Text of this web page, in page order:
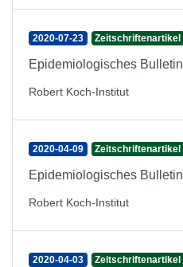
2020-07-23 Zeitschriftenartikel
Epidemiologisches
Robert Koch-Institut
2020-04-09 Zeitschriftenartikel
Epidemiologisches
Robert Koch-Institut
2020-04-03 Zeitschriftenartikel